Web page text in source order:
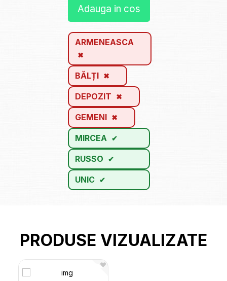
Adauga in cos
ARMENEASCA
BĂLȚI
DEPOZIT
GEMENI
MIRCEA
RUSSO
UNIC
PRODUSE VIZUALIZATE